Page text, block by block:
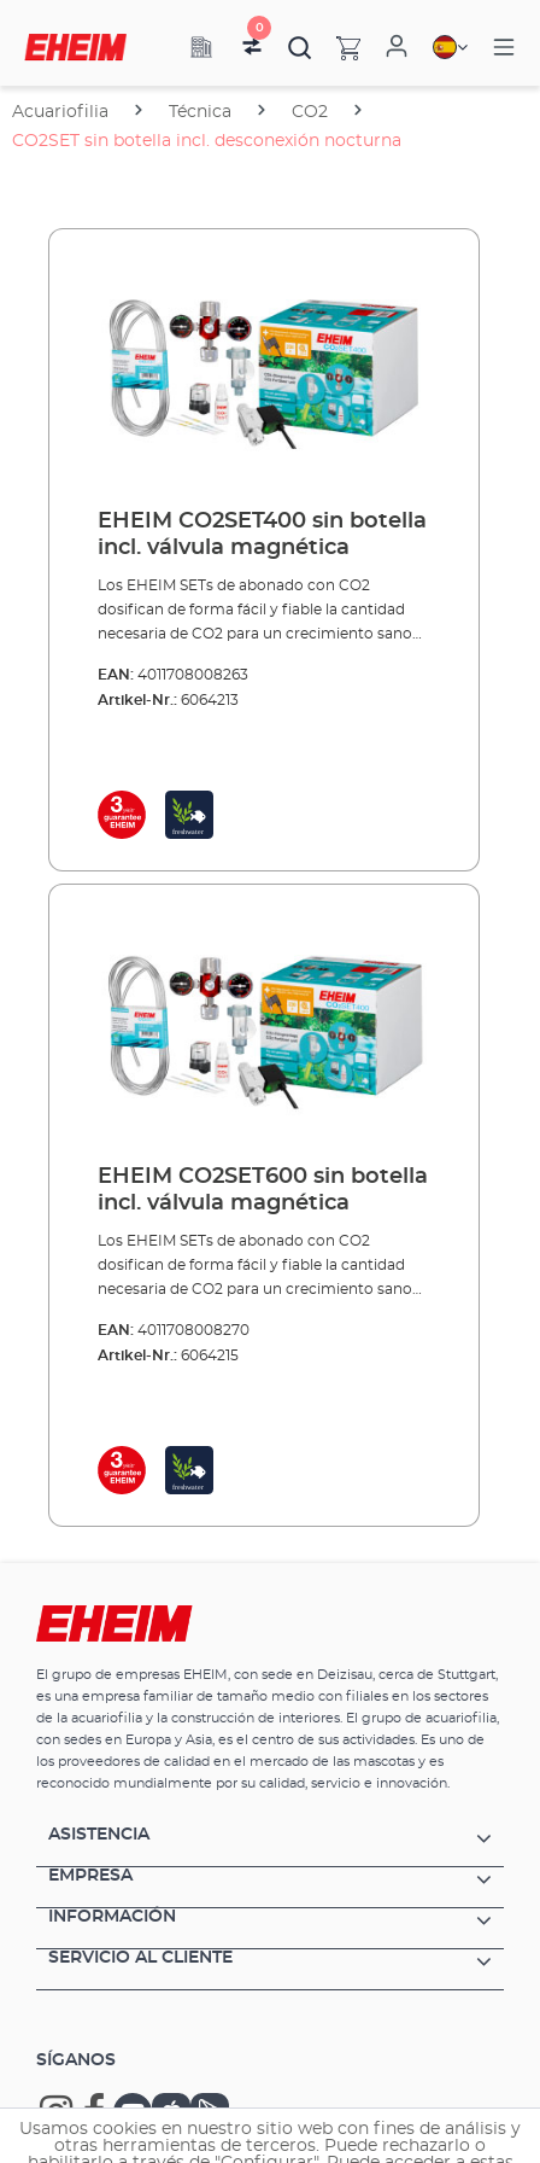
0
Acuariofilia Técnica
CO2
CO2SET sin botella incl. desconexión nocturna
EHEIM CO2SET400 sin botella
incl. válvula magnética
Los EHEIM SETs de abonado con CO2
dosifican de forma fácil y fiable la cantidad
necesaria de CO2 para un crecimiento sano
dentro del acuario casi siempre contiene
demasiado poco dióxido de carbono (CO2).
nutriente más importante. Cuanto más
fuertes y más sanas crezcan las plantas,
además producen más oxígeno que los peces
EAN: 4011708008263
Artikel-Nr.: 6064213
EHEIM CO2SET600 sin botella
incl. válvula magnética
Los EHEIM SETs de abonado con CO2
dosifican de forma fácil y fiable la cantidad
necesaria de CO2 para un crecimiento sano
dentro del acuario casi siempre contiene
demasiado poco dióxido de carbono (CO2).
nutriente más importante. Cuanto más
fuertes y más sanas crezcan las plantas,
además producen más oxígeno que los peces
valor pH del agua.
EAN: 4011708008270
Artikel-Nr.: 6064215
El grupo de empresas EHEIM, con sede en Deizisau, cerca de Stuttgart,
es una empresa familiar de tamaño medio con filiales en los sectores
de la acuariofilia y la construcción de interiores. El grupo de acuariofilia,
con sedes en Europa y Asia, es el centro de sus actividades. Es uno de
los proveedores de calidad en el mercado de las mascotas y es
reconocido mundialmente por su calidad, servicio e innovación.
ASISTENCIA
EMPRESA
INFORMACIÓN
SERVICIO AL CLIENTE
SÍGANOS
Usamos cookies en nuestro sitio web con fines de análisis y
otras herramientas de terceros. Puede rechazarlo o